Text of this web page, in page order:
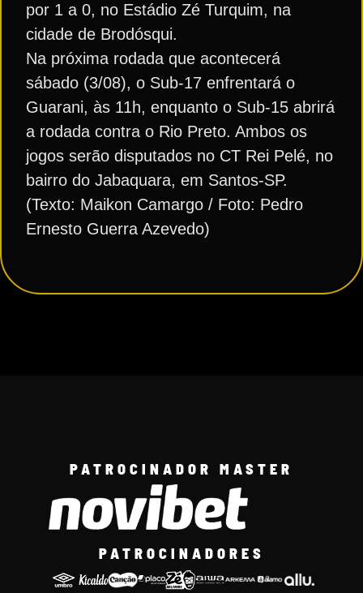
por 1 a 0, no Estádio Zé Turquim, na
cidade de Brodósqui.
Na próxima rodada que acontecerá
sábado (3/08), o Sub-17 enfrentará o
Guarani, às 11h, enquanto o Sub-15 abrirá
a rodada contra o Rio Preto. Ambos os
jogos serão disputados no CT Rei Pelé, no
bairro do Jabaquara, em Santos-SP.
(Texto: Maikon Camargo / Foto: Pedro
Ernesto Guerra Azevedo)
PATROCINADOR MASTER
PATROCINADORES